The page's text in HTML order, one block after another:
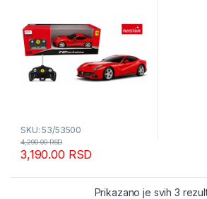
SKU: 53/53500
3,190.00 RSD
4,290.00RSD
Prikazano je svih 3